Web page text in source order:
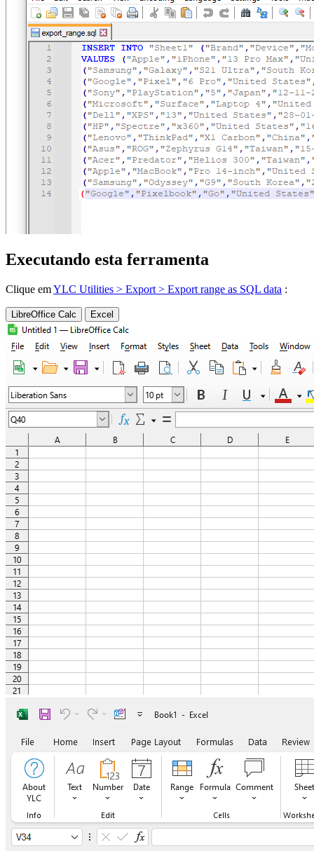
Executando esta ferramenta
Clique emYLC Utilities > Export > Export range as SQL data :
LibreOffice Calc Excel